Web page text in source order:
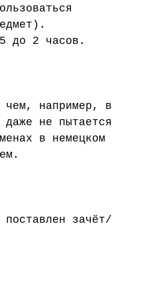
до 2 часов.
чем, например, в
даже не пытается
в немецком
зачёт/